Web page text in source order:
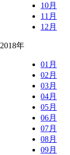
10月
11月
12月
2018年
01月
02月
03月
04月
05月
06月
07月
08月
09月